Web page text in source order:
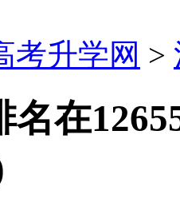
考升学网 >
名在